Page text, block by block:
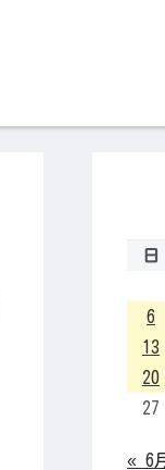
日
6
13
20
27
« 6